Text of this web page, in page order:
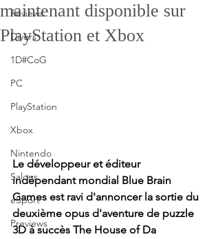
Reviews
Divers
1D#CoG
PC
PlayStation
Xbox
Nintendo
Salons
eSport
Previews
maintenant disponible sur
PlayStation et Xbox
Le développeur et éditeur
indépendant mondial Blue Brain
Games est ravi d'annoncer la sortie du
deuxième opus d'aventure de puzzle
3D à succès The House of Da